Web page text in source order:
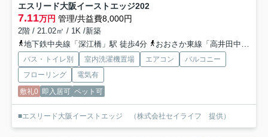
エスリード大阪イーストエッジ202
7.11万円 管理/共益費8,000円
2階 / 21.02㎡ / 1K /新築
地下鉄中央線「深江橋」駅 徒歩4分
おおさか東線「高井田中央」駅 徒歩15分
バス・トイレ別 室内洗濯機置場 エアコン
バルコニー
フローリング
電気有
敷礼0 即入居可 ペット可
■エスリード大阪イーストエッジ （株式会社セイライフ 提供）